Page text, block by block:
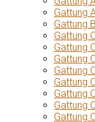
Gattung
Gattung
Gattung
Gattung
Gattung
Gattung
Gattung
Gattung
Gattung
Gattung